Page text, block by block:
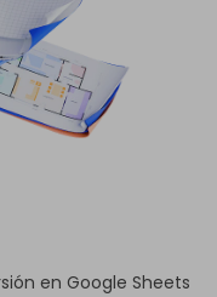
en Google Sheets